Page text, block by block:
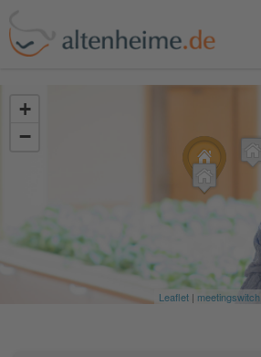
+
−
Leaflet | meetingswitch